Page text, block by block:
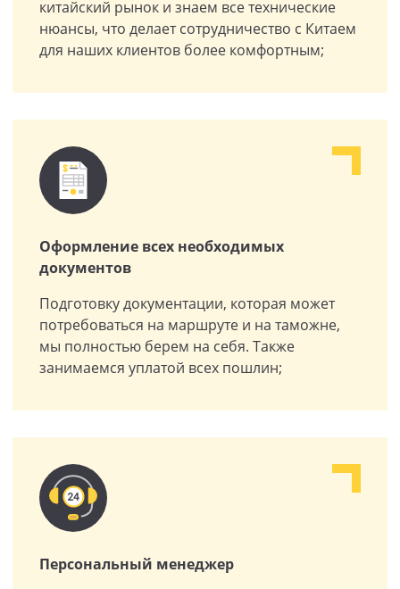
китайский рынок и знаем все технические
нюансы, что делает сотрудничество с Китаем
для наших клиентов более комфортным;
Оформление всех необходимых
документов
Подготовку документации, которая может
потребоваться на маршруте и на таможне,
мы полностью берем на себя. Также
занимаемся уплатой всех пошлин;
Персональный менеджер